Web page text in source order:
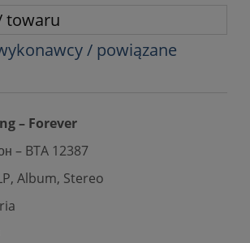
towaru
/ powiązane
‎– Forever
‎– BTA 12387
Album, Stereo